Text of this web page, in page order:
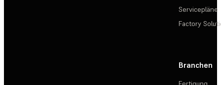
Servicepläne
Factory
Branchen